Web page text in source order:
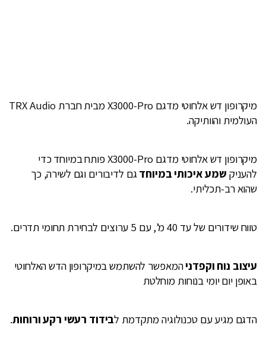
מיקרופון דש אלחוטי מדגם X3000-Pro מבית חברת TRX Audio
העולמית והוותיקה.
מיקרופון דש אלחוטי מדגם X3000-Pro פותח במיוחד כדי
להעניק שמע איכותי במיוחד גם לדיבורים וגם לשירה, כך
שהוא רב-תכליתי.
טווח שידורים של עד 40 מ’, עם 5 ערוצים לבחירת תחומי תדרים.
עיצוב נוח וקפדניהמאפשר להשתמש במיקרופון הדש האלחוטי
באופן יום יומי בנוחות מוחלטת
הדגם מגיע עם טכנולוגיה מתקדמת לבידוד רעשי רקע ורוחות.